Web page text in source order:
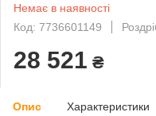
Немає в наявності
Код: 7736601149
28 521 ₴
Опис Характеристики